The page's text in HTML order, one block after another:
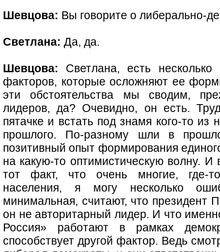
Шевцова: Вы говорите о либерально-
Светлана: Да, да.
Шевцова: Светлана, есть
факторов, которые осложняют ее
эти обстоятельства мы сводим,
лидеров, да? Очевидно, он есть.
пятачке и встать под знамя кого-то из
прошлого. По-разному шли в
позитивный опыт формирования
на какую-то оптимистическую волну.
тот факт, что очень многие, где-
населения, я могу несколько
минимальная, считают, что президент
он не авторитарный лидер. И что
Россия» работают в рамках
способствует другой фактор. Ведь